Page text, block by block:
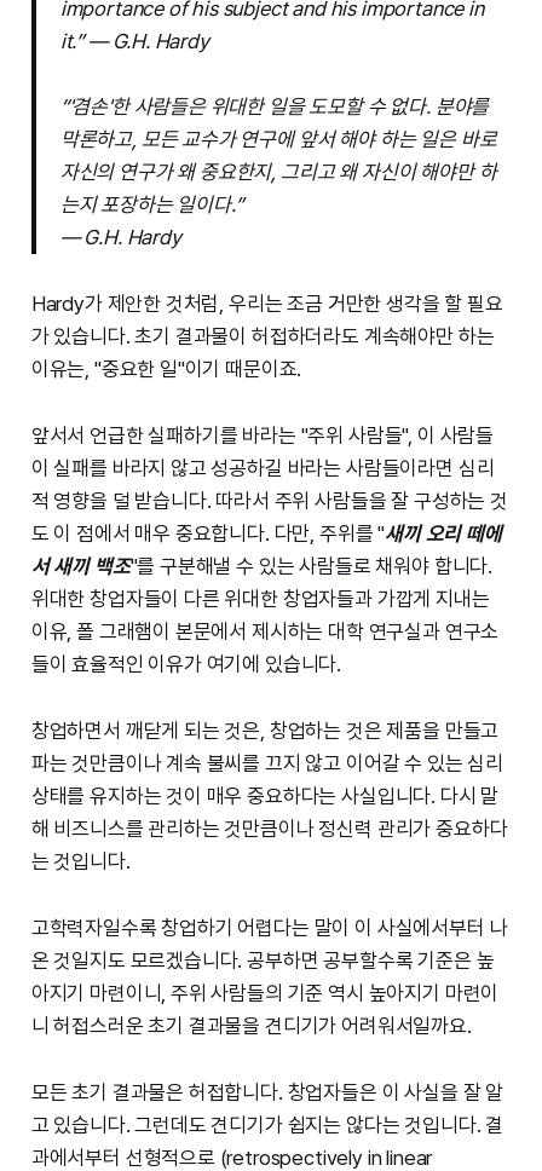
importance of his subject and his importance in
it.” — G.H. Hardy
“'겸손'한 사람들은 위대한 일을 도모할 수 없다. 분야를
막론하고, 모든 교수가 연구에 앞서 해야 하는 일은 바로
자신의 연구가 왜 중요한지, 그리고 왜 자신이 해야만 하
는지 포장하는 일이다.”
— G.H. Hardy
Hardy가 제안한 것처럼, 우리는 조금 거만한 생각을 할 필요
가 있습니다. 초기 결과물이 허접하더라도 계속해야만 하는
이유는, "중요한 일"이기 때문이죠.
앞서서 언급한 실패하기를 바라는 "주위 사람들", 이 사람들
이 실패를 바라지 않고 성공하길 바라는 사람들이라면 심리
적 영향을 덜 받습니다. 따라서 주위 사람들을 잘 구성하는 것
도 이 점에서 매우 중요합니다. 다만, 주위를 "새끼 오리 떼에
서 새끼 백조"를 구분해낼 수 있는 사람들로 채워야 합니다.
위대한 창업자들이 다른 위대한 창업자들과 가깝게 지내는
이유, 폴 그래햄이 본문에서 제시하는 대학 연구실과 연구소
들이 효율적인 이유가 여기에 있습니다.
창업하면서 깨닫게 되는 것은, 창업하는 것은 제품을 만들고
파는 것만큼이나 계속 불씨를 끄지 않고 이어갈 수 있는 심리
상태를 유지하는 것이 매우 중요하다는 사실입니다. 다시 말
해 비즈니스를 관리하는 것만큼이나 정신력 관리가 중요하다
는 것입니다.
고학력자일수록 창업하기 어렵다는 말이 이 사실에서부터 나
온 것일지도 모르겠습니다. 공부하면 공부할수록 기준은 높
아지기 마련이니, 주위 사람들의 기준 역시 높아지기 마련이
니 허접스러운 초기 결과물을 견디기가 어려워서일까요.
모든 초기 결과물은 허접합니다. 창업자들은 이 사실을 잘 알
고 있습니다. 그런데도 견디기가 쉽지는 않다는 것입니다. 결
과에서부터 선형적으로 (retrospectively in linear